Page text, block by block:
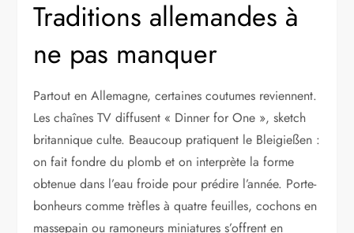
Traditions allemandes à
ne pas manquer
Partout en Allemagne, certaines coutumes reviennent.
Les chaînes TV diffusent « Dinner for One », sketch
britannique culte. Beaucoup pratiquent le Bleigießen :
on fait fondre du plomb et on interprète la forme
obtenue dans l’eau froide pour prédire l’année. Porte-
bonheurs comme trèfles à quatre feuilles, cochons en
massepain ou ramoneurs miniatures s’offrent en